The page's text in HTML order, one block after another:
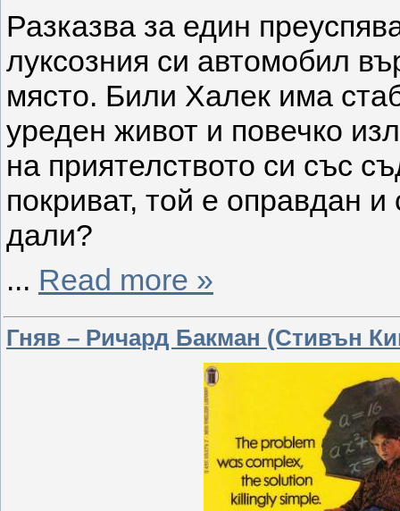
Разказва за един
луксозния си автомобил
място. Били Халек има
уреден живот и повечко
на приятелството си със
покриват, той е оправдан
дали?
... Read more »
Гняв – Ричард Бакман (Стивън